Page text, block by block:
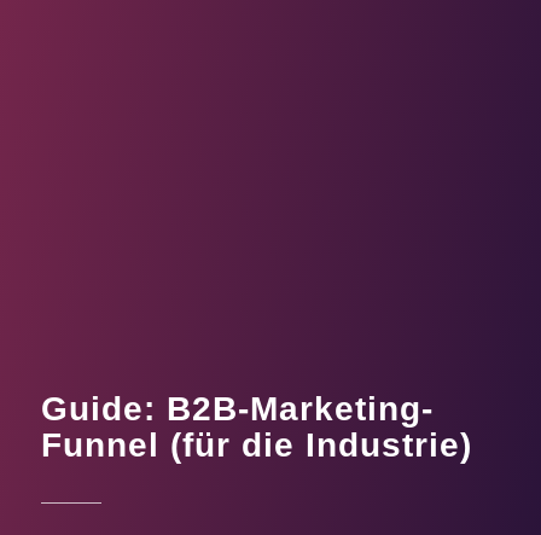
Guide: B2B-Marketing-
Funnel (für die Industrie)